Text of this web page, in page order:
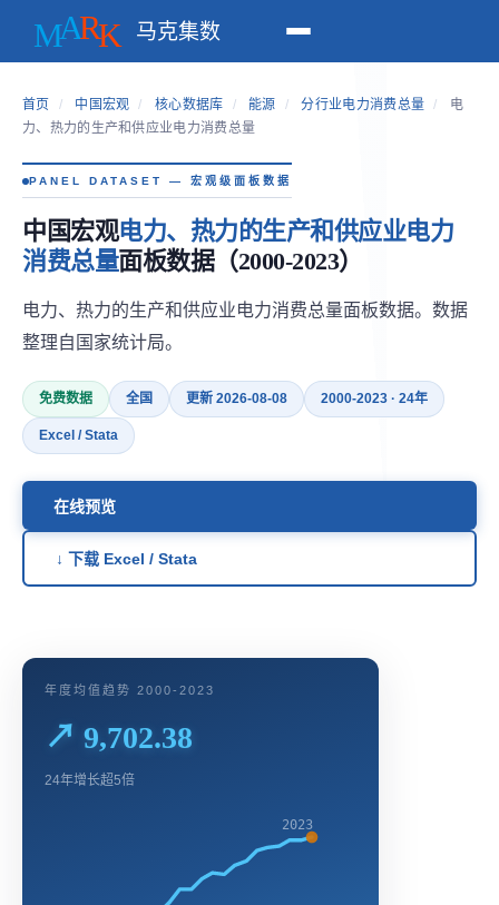
马克集数
首页 / 中国宏观 / 核心数据库 / 能源 / 分行业电力消费总量 /
电
力、热力的生产和供应业电力消费总量
PANEL DATASET — 宏观级面板数据
中国宏观电力、热力的生产和供应业电力
消费总量面板数据（2000-2023）
电力、热力的生产和供应业电力消费总量面板数据。数据
整理自国家统计局。
免费数据 全国 更新 2026-08-08 2000-2023 · 24年
Excel / Stata
在线预览
↓ 下载 Excel / Stata
年度均值趋势 2000-2023
↗ 9,702.38
24年增长超5倍
2023